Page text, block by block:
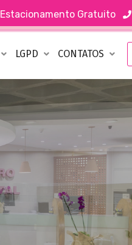
Estacionamento Gratuito
LGPD CONTATOS